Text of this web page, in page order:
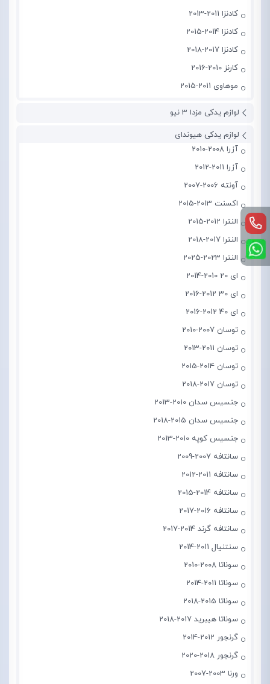
کادنزا 2011-2013
کادنزا 2014-2015
کادنزا 2017-2018
کارنز 2010-2016
موهاوی 2011-2015
لوازم یدکی مزدا 3 نیو
لوازم یدکی هیوندای
آزرا 2008-2010
آزرا 2011-2012
آونته 2006-2007
اکسنت 2013-2015
النترا 2012-2015
النترا 2017-2018
النترا 2023-2025
ای 20 2010-2014
ای 30 2012-2016
ای 40 2012-2016
توسان 2007-2010
توسان 2011-2013
توسان 2014-2015
توسان 2017-2018
جنسیس سدان 2010-2013
جنسیس سدان 2015-2018
جنسیس کوپه 2010-2013
سانتافه 2007-2009
سانتافه 2011-2012
سانتافه 2014-2015
سانتافه 2016-2017
سانتافه گرند 2014-2017
سنتنیال 2011-2014
سوناتا 2008-2010
سوناتا 2011-2014
سوناتا 2015-2018
سوناتا هیبرید 2017-2018
گرنجور 2012-2014
گرنجور 2018-2020
ورنا 2003-2007